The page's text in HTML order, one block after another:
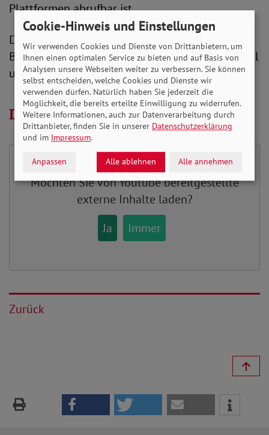
Plattformen abrufbar ist.
Darin betonen mehrere Mitglieder des SoVD-
Bundesjugendvorstands die Bedeutung der Wahl
und wie viel von ihr abhängt.
Das Video der SoVD-Jugend
Möchten Sie vonYoutubebereitgestellte
externe Inhalte laden?
Ja
Immer
Zurück
Cookie-Hinweis und Einstellungen
Wir verwenden Cookies und Dienste von Drittanbietern, um
Ihnen einen optimalen Service zu bieten und auf Basis von
Analysen unsere Webseiten weiter zu verbessern. Sie können
selbst entscheiden, welche Cookies und Dienste wir
verwenden dürfen. Natürlich haben Sie jederzeit die
Möglichkeit, die bereits erteilte Einwilligung zu widerrufen.
Weitere Informationen, auch zur Datenverarbeitung durch
Drittanbieter, finden Sie in unserer Datenschutzerklärung
und im Impressum.
Anpassen Alle ablehnen Alle annehmen